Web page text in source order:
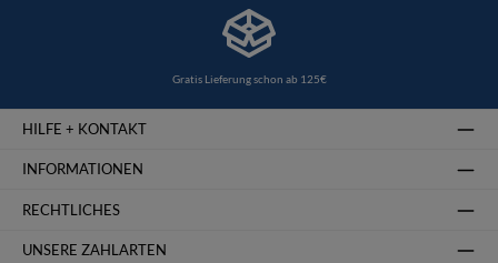
Gratis Lieferung schon ab 125€
HILFE + KONTAKT
INFORMATIONEN
RECHTLICHES
UNSERE ZAHLARTEN